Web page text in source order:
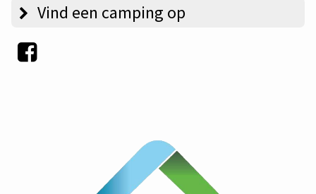
Vind een camping op